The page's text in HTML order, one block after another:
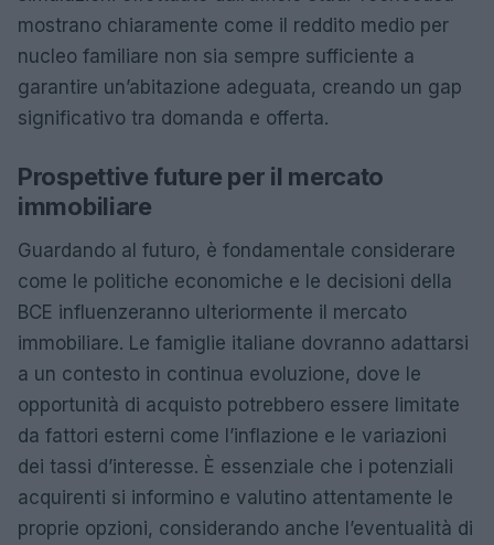
mostrano chiaramente come il reddito medio per
nucleo familiare non sia sempre sufficiente a
garantire un’abitazione adeguata, creando un gap
significativo tra domanda e offerta.
Prospettive future per il mercato
immobiliare
Guardando al futuro, è fondamentale considerare
come le politiche economiche e le decisioni della
BCE influenzeranno ulteriormente il mercato
immobiliare. Le famiglie italiane dovranno adattarsi
a un contesto in continua evoluzione, dove le
opportunità di acquisto potrebbero essere limitate
da fattori esterni come l’inflazione e le variazioni
dei tassi d’interesse. È essenziale che i potenziali
acquirenti si informino e valutino attentamente le
proprie opzioni, considerando anche l’eventualità di